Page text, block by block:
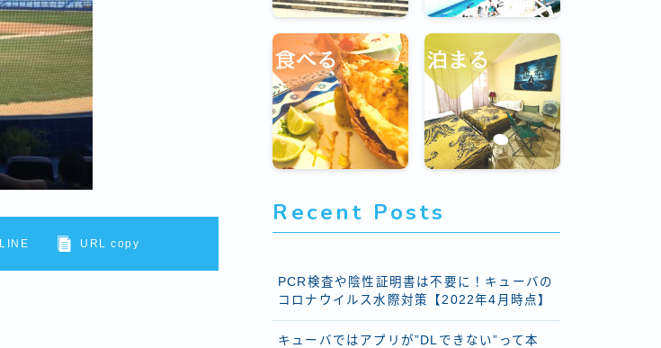
LINE URL copy
Recent Posts
PCR検査や陰性証明書は不要に！キューバの
コロナウイルス水際対策【2022年4月時点】
キューバではアプリが”DLできない”って本